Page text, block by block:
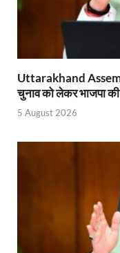
Uttarakhand
चुनाव को लेकर भाजपा
5 August 2026